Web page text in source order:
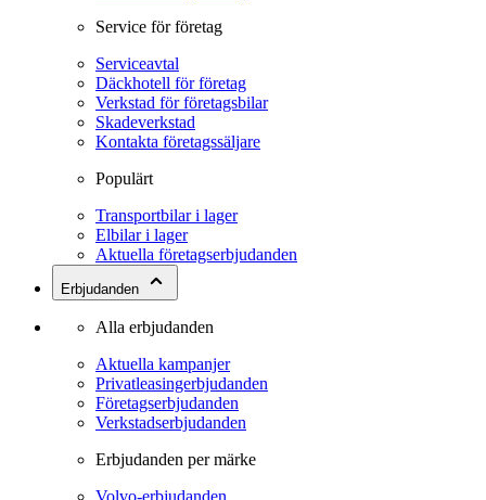
Service för företag
Serviceavtal
Däckhotell för företag
Verkstad för företagsbilar
Skadeverkstad
Kontakta företagssäljare
Populärt
Transportbilar i lager
Elbilar i lager
Aktuella företagserbjudanden
Erbjudanden
Alla erbjudanden
Aktuella kampanjer
Privatleasingerbjudanden
Företagserbjudanden
Verkstadserbjudanden
Erbjudanden per märke
Volvo-erbjudanden